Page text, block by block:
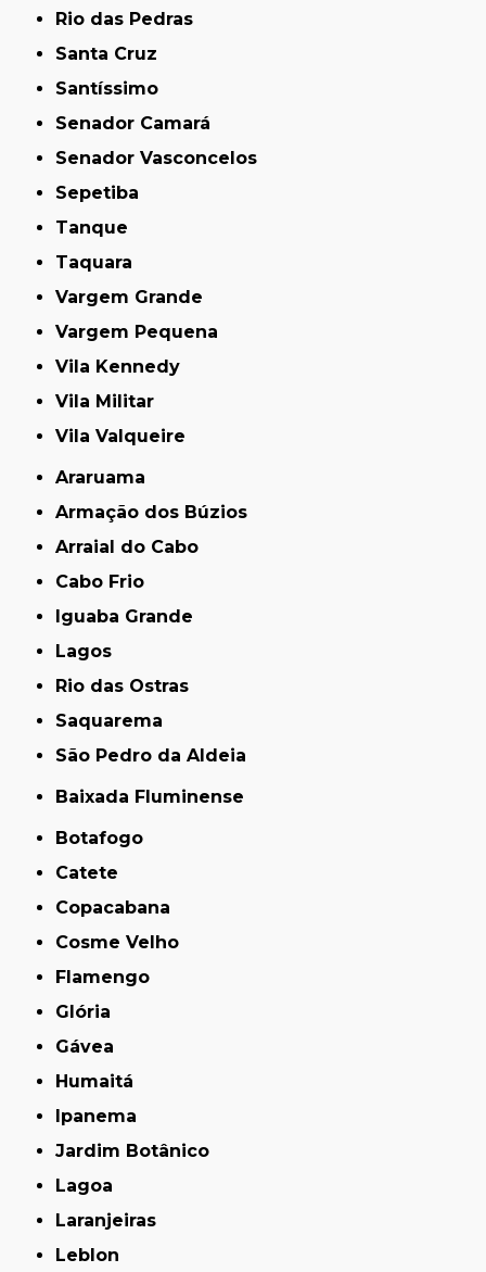
Rio das Pedras
Santa Cruz
Santíssimo
Senador Camará
Senador Vasconcelos
Sepetiba
Tanque
Taquara
Vargem Grande
Vargem Pequena
Vila Kennedy
Vila Militar
Vila Valqueire
Araruama
Armação dos Búzios
Arraial do Cabo
Cabo Frio
Iguaba Grande
Lagos
Rio das Ostras
Saquarema
São Pedro da Aldeia
Baixada Fluminense
Botafogo
Catete
Copacabana
Cosme Velho
Flamengo
Glória
Gávea
Humaitá
Ipanema
Jardim Botânico
Lagoa
Laranjeiras
Leblon